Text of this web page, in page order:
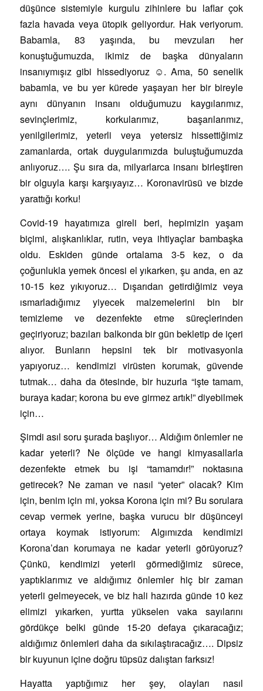
düşünce sistemiyle kurgulu zihinlere bu laflar çok
fazla havada veya ütopik geliyordur. Hak veriyorum.
Babamla, 83 yaşında, bu mevzuları her
konuştuğumuzda, ikimiz de başka dünyaların
insanıymışız gibi hissediyoruz ☺. Ama, 50 senelik
babamla, ve bu yer kürede yaşayan her bir bireyle
aynı dünyanın insanı olduğumuzu kaygılarımız,
sevinçlerimiz, korkularımız, başarılarımız,
yenilgilerimiz, yeterli veya yetersiz hissettiğimiz
zamanlarda, ortak duygularımızda buluştuğumuzda
anlıyoruz…. Şu sıra da, milyarlarca insanı birleştiren
bir olguyla karşı karşıyayız… Koronavirüsü ve bizde
yarattığı korku!
Covid-19 hayatımıza gireli beri, hepimizin yaşam
biçimi, alışkanlıklar, rutin, veya ihtiyaçlar bambaşka
oldu. Eskiden günde ortalama 3-5 kez, o da
çoğunlukla yemek öncesi el yıkarken, şu anda, en az
10-15 kez yıkıyoruz… Dışarıdan getirdiğimiz veya
ısmarladığımız yiyecek malzemelerini bin bir
temizleme ve dezenfekte etme süreçlerinden
geçiriyoruz; bazıları balkonda bir gün bekletip de içeri
alıyor. Bunların hepsini tek bir motivasyonla
yapıyoruz… kendimizi virüsten korumak, güvende
tutmak… daha da ötesinde, bir huzurla “işte tamam,
buraya kadar; korona bu eve girmez artık!” diyebilmek
için…
Şimdi asıl soru şurada başlıyor… Aldığım önlemler ne
kadar yeterli? Ne ölçüde ve hangi kimyasallarla
dezenfekte etmek bu işi “tamamdır!” noktasına
getirecek? Ne zaman ve nasıl “yeter” olacak? Kim
için, benim için mi, yoksa Korona için mi? Bu sorulara
cevap vermek yerine, başka vurucu bir düşünceyi
ortaya koymak istiyorum: Algımızda kendimizi
Korona’dan korumaya ne kadar yeterli görüyoruz?
Çünkü, kendimizi yeterli görmediğimiz sürece,
yaptıklarımız ve aldığımız önlemler hiç bir zaman
yeterli gelmeyecek, ve biz hali hazırda günde 10 kez
elimizi yıkarken, yurtta yükselen vaka sayılarını
gördükçe belki günde 15-20 defaya çıkaracağız;
aldığımız önlemleri daha da sıkılaştıracağız…. Dipsiz
bir kuyunun içine doğru tüpsüz dalıştan farksız!
Hayatta yaptığımız her şey, olayları nasıl